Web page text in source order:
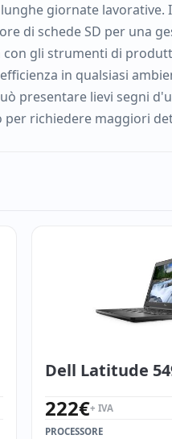
giornate
di schede SD per una
gli strumenti di
in qualsiasi
presentare lievi segni
richiedere maggiori
Dell Latitude
222€+ IVA
PROCESSORE